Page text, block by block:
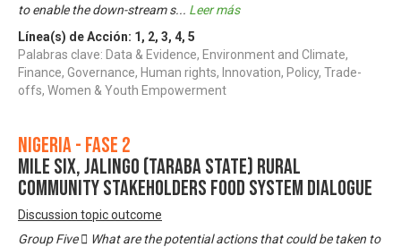
to enable the down-stream s... Leer más
Línea(s) de Acción: 1 , 2, 3, 4, 5
Palabras clave: Data & Evidence, Environment and Climate,
Finance, Governance, Human rights, Innovation, Policy, Trade-
offs, Women & Youth Empowerment
Nigeria - Fase 2
MILE SIX, JALINGO (TARABA STATE) RURAL
COMMUNITY STAKEHOLDERS FOOD SYSTEM DIALOGUE
Discussion topic outcome
Group Five  What are the potential actions that could be taken to